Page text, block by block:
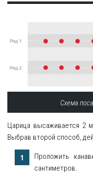
Схема
Царица высаживается 2
Выбрав второй способ,
Проложить
сантиметров.